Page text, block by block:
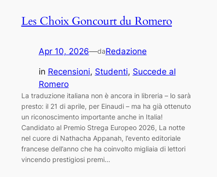
Les Choix Goncourt du Romero
Apr 10, 2026—daRedazione
in Recensioni, Studenti, Succede al
Romero
La traduzione italiana non è ancora in libreria – lo sarà
presto: il 21 di aprile, per Einaudi – ma ha già ottenuto
un riconoscimento importante anche in Italia!
Candidato al Premio Strega Europeo 2026, La notte
nel cuore di Nathacha Appanah, l’evento editoriale
francese dell’anno che ha coinvolto migliaia di lettori
vincendo prestigiosi premi…